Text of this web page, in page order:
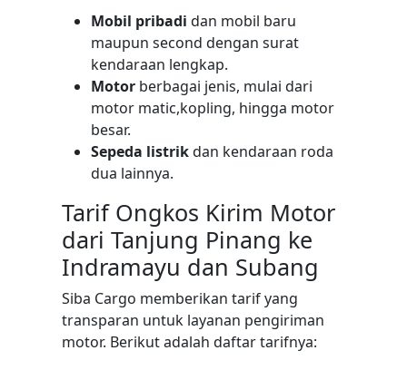
Mobil pribadi dan mobil baru
maupun second dengan surat
kendaraan lengkap.
Motor berbagai jenis, mulai dari
motor matic,kopling, hingga motor
besar.
Sepeda listrikdan kendaraan roda
dua lainnya.
Tarif Ongkos Kirim Motor
dari Tanjung Pinang ke
Indramayu dan Subang
Siba Cargo memberikan tarif yang
transparan untuk layanan pengiriman
motor. Berikut adalah daftar tarifnya: